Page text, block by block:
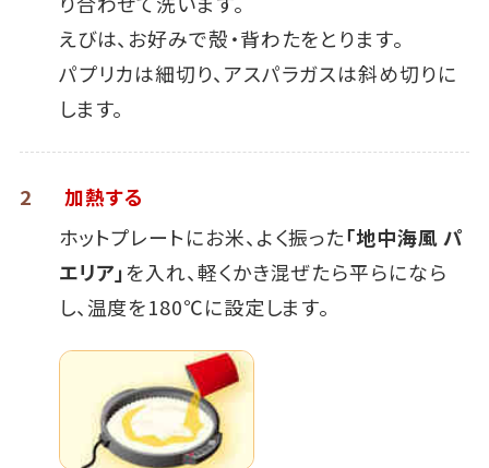
えびは、お好みで殻・背わたをとります。
パプリカは細切り、アスパラガスは斜め切りに
します。
2
加熱する
ホットプレートにお米、よく振った「地中海風 パ
エリア」を入れ、軽くかき混ぜたら平らになら
し、温度を180℃に設定します。